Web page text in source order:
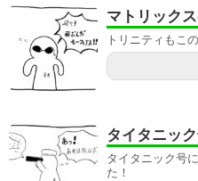
マトリック
トリニティもこ
タイタニッ
タイタニック号
た！